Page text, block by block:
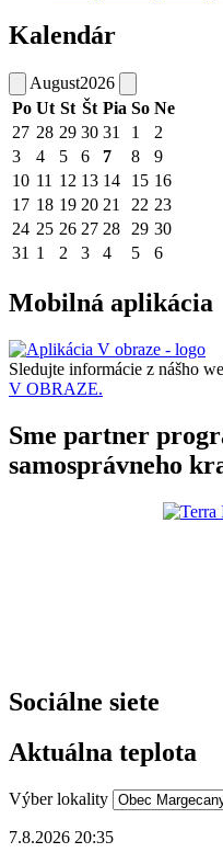
Kalendár
August2026
Po Ut St Št Pia So Ne
27 28 29 30 31 1
2
3
4 5 6 7 8
9
10 11 12 13 14 15 16
17 18 19 20 21 22 23
24 25 26 27 28 29 30
31 1 2 3 4 5 6
Mobilná aplikácia
Sledujte informácie z nášho
V OBRAZE.
Sme partner
samosprávneho
Sociálne siete
Aktuálna teplota
Výber lokality
7.8.2026 20:35